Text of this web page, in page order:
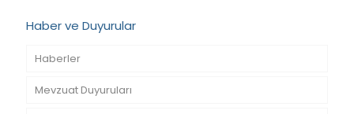
Haber ve Duyurular
Haberler
Mevzuat Duyuruları